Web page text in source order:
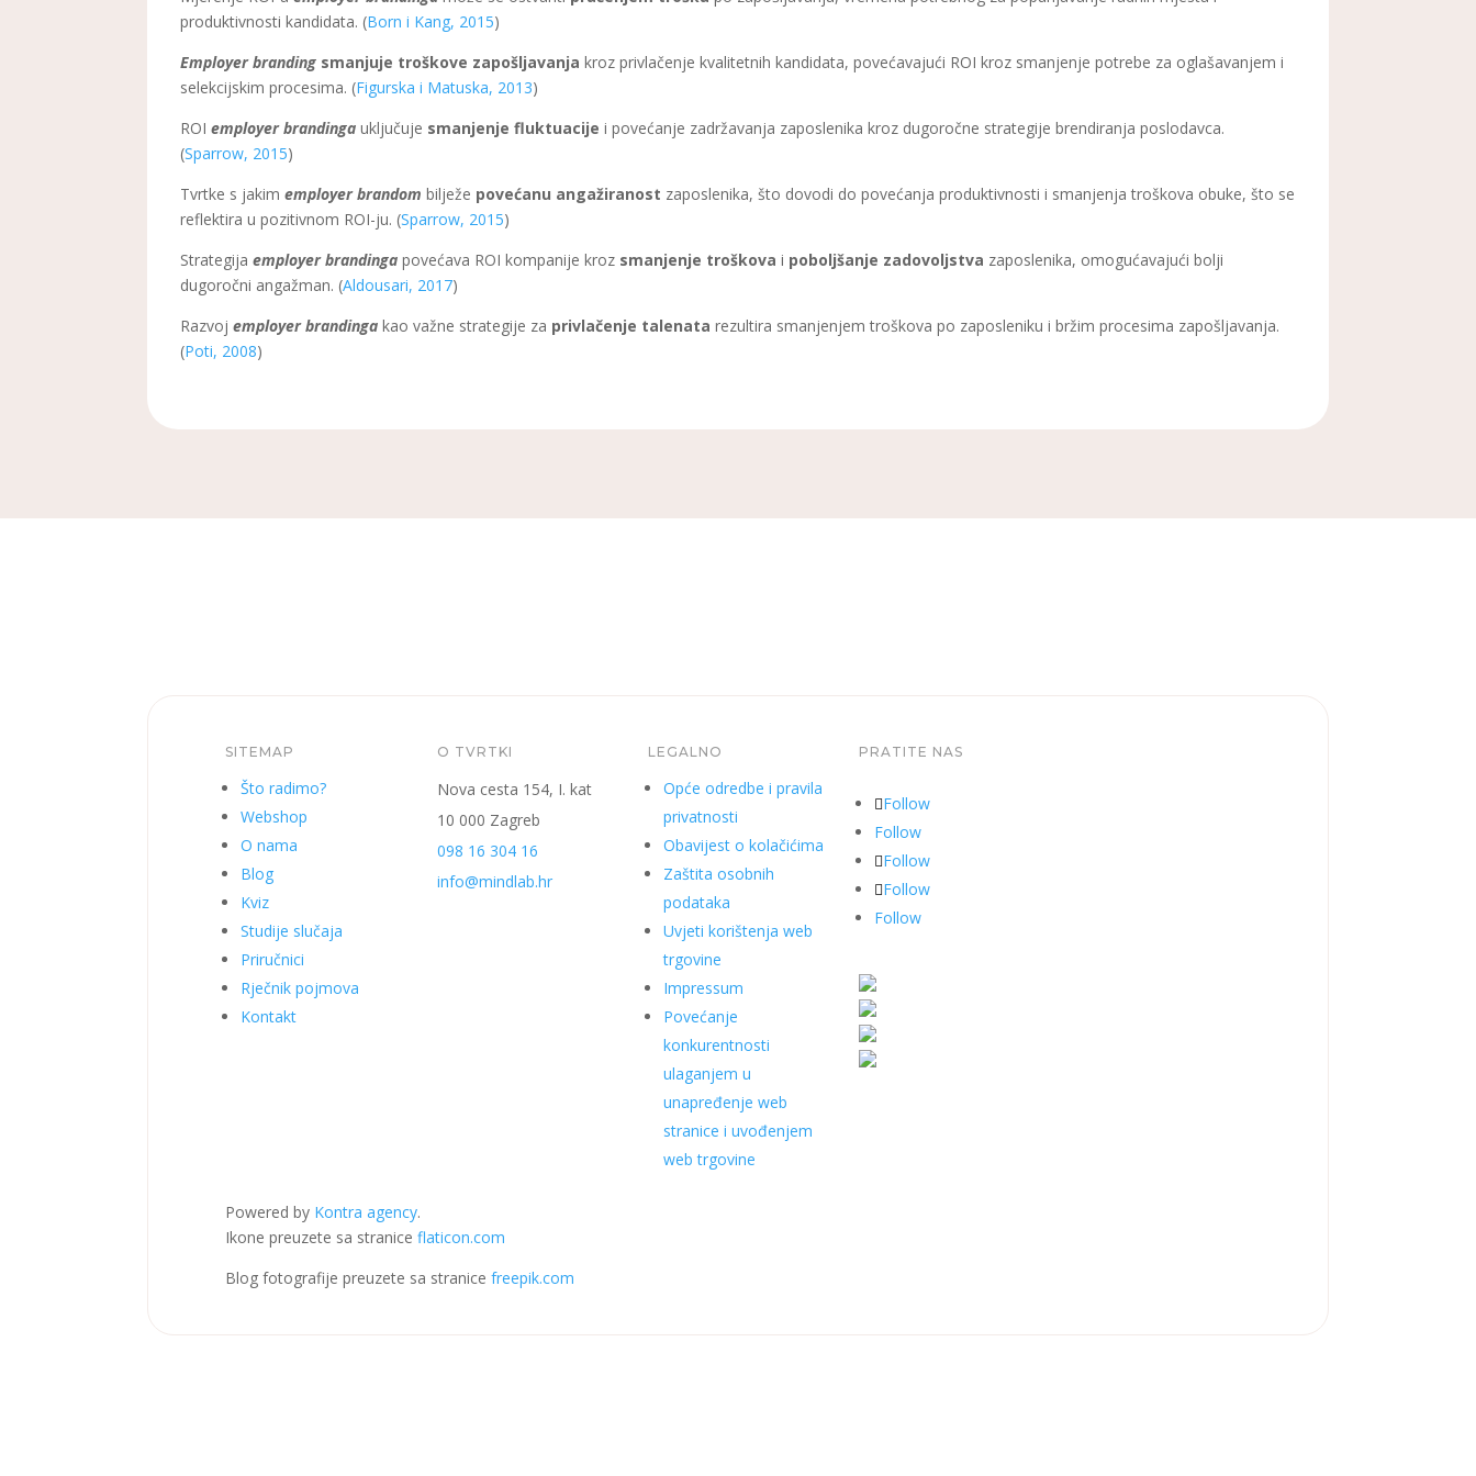
produktivnosti kandidata. (Born i Kang, 2015)
Employer branding smanjuje troškove zapošljavanja kroz privlačenje kvalitetnih kandidata, povećavajući ROI kroz smanjenje potrebe za oglašavanjem i
selekcijskim procesima. (Figurska i Matuska, 2013)
ROIemployer brandinga uključuje smanjenje fluktuacije i povećanje zadržavanja zaposlenika kroz dugoročne strategije brendiranja poslodavca.
(Sparrow, 2015)
Tvrtke s jakimemployer brandom bilježe povećanu angažiranost zaposlenika, što dovodi do povećanja produktivnosti i smanjenja troškova obuke, što se
reflektira u pozitivnom ROI-ju. (Sparrow, 2015)
Strategijaemployer brandinga povećava ROI kompanije kroz smanjenje troškova i poboljšanje zadovoljstva zaposlenika, omogućavajući bolji
dugoročni angažman. (Aldousari, 2017)
Razvojemployer brandinga kao važne strategije za privlačenje talenata rezultira smanjenjem troškova po zaposleniku i bržim procesima zapošljavanja.
(Poti, 2008)
SITEMAP
Što radimo?
Webshop
O nama
Blog
Kviz
Studije slučaja
Priručnici
Rječnik pojmova
Kontakt
O TVRTKI
Nova cesta 154, I. kat
10 000 Zagreb
098 16 304 16
info@mindlab.hr
LEGALNO
Opće odredbe i pravila
privatnosti
Obavijest o kolačićima
Zaštita osobnih
podataka
Uvjeti korištenja web
trgovine
Impressum
Povećanje
konkurentnosti
ulaganjem u
unapređenje web
stranice i uvođenjem
web trgovine
PRATITE NAS
Follow
Follow
Follow
Follow
Follow
Powered by Kontra agency.
Ikone preuzete sa straniceflaticon.com
Blog fotografije preuzete sa stranicefreepik.com